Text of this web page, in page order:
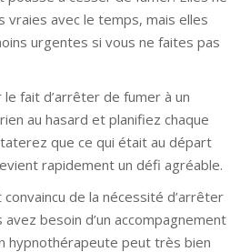
vraies avec le temps, mais elles
urgentes si vous ne faites pas
le fait d’arrêter de fumer à un
au hasard et planifiez chaque
que ce qui était au départ
rapidement un défi agréable.
de la nécessité d’arrêter
besoin d’un accompagnement
hypnothérapeute peut très bien